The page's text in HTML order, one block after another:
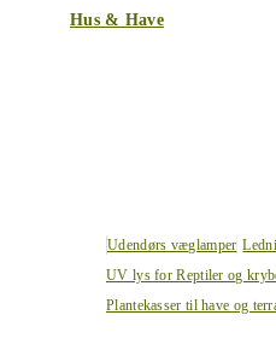
Hus & Have
Udendørs væglamper
UV lys for Reptiler og
Plantekasser til have og